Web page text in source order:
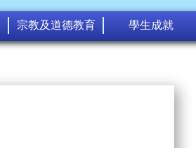
宗教及道德教育 學生成就